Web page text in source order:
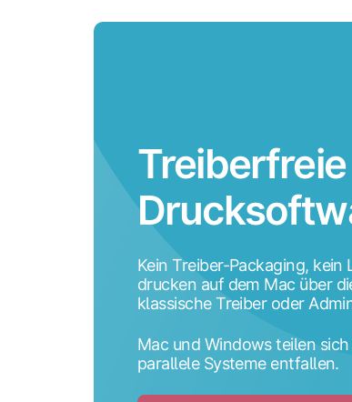
Treiberfreie
Kein Treiber-Packaging,
drucken auf dem Mac über
klassische Treiber oder
Mac und Windows teilen
parallele Systeme entfallen.